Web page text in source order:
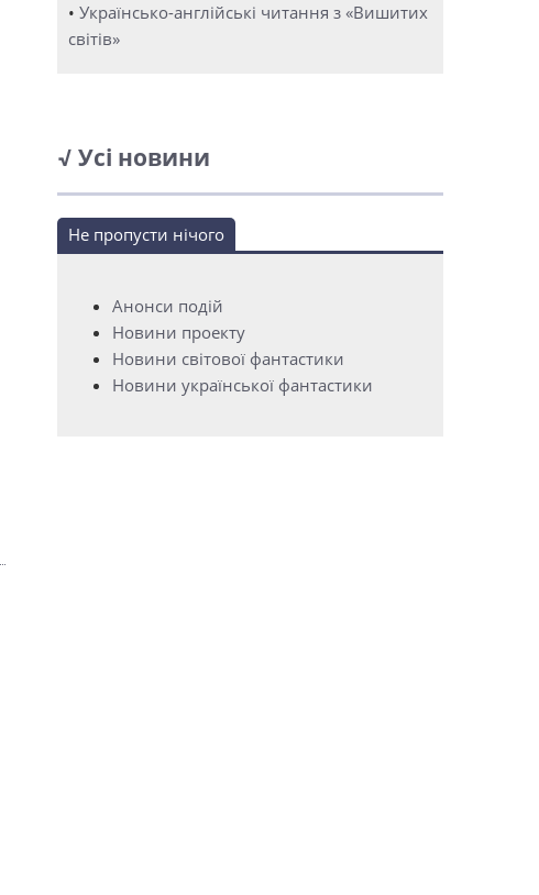
• Українсько-англійські читання з «Вишитих
світів»
√ Усі новини
Не пропусти нічого
Анонси подій
Новини проекту
Новини світової фантастики
Новини української фантастики